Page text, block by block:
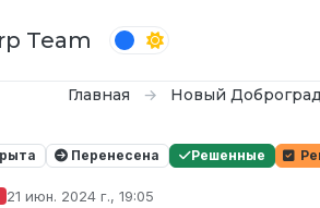
Team
Главная Новый Доброград
Перенесена Решенные
21 июн. 2024 г., 19:05